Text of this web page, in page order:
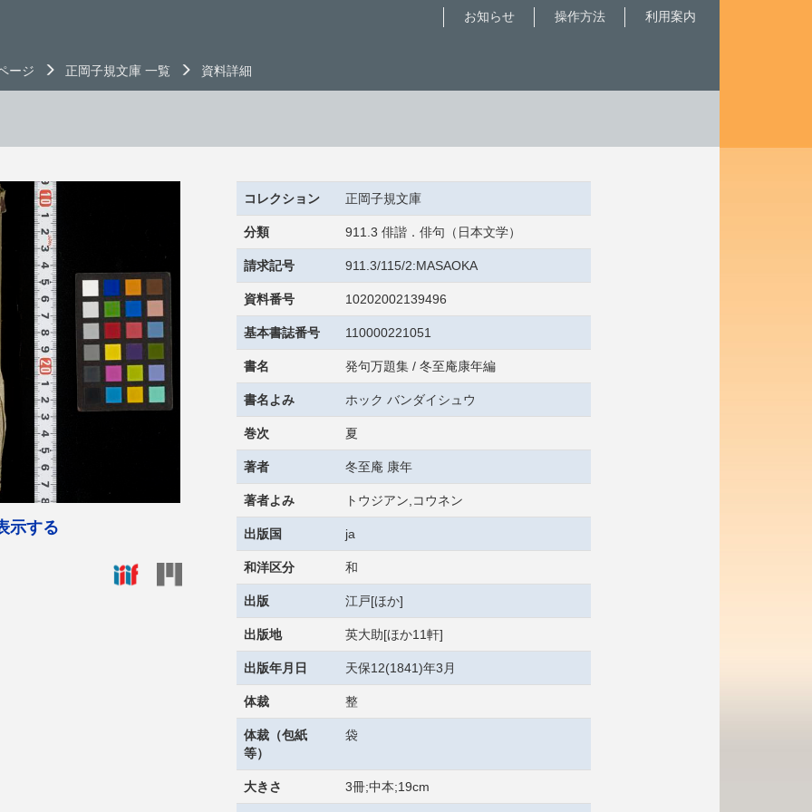
利用案内
操作方法
お知らせ
ージ 正岡子規文庫 一覧 資料詳細
示する
コレクション 正岡子規文庫
分類 911.3 俳諧．俳句（日本文学）
請求記号 911.3/115/2:MASAOKA
資料番号 10202002139496
基本書誌番号 110000221051
書名 発句万題集 / 冬至庵康年編
書名よみ ホック バンダイシュウ
巻次 夏
著者 冬至庵 康年
著者よみ トウジアン,コウネン
出版国 ja
和洋区分 和
出版 江戸[ほか]
出版地 英大助[ほか11軒]
出版年月日 天保12(1841)年3月
体裁 整
体裁（包紙
等）
袋
大きさ 3冊;中本;19cm